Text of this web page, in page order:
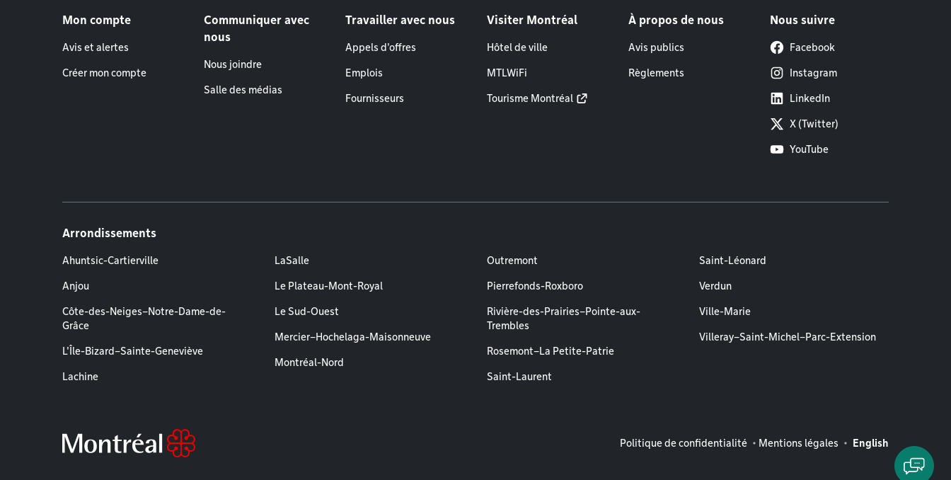
Mon compte
Avis et alertes
Créer mon compte
Communiquer avec
nous
Nous joindre
Salle des médias
Travailler avec nous
Appels d'offres
Emplois
Fournisseurs
Visiter Montréal
Hôtel de ville
MTLWiFi
Tourisme Montréal
À propos de nous
Avis publics
Règlements
Nous suivre
Facebook
Instagram
LinkedIn
X (Twitter)
YouTube
Arrondissements
Ahuntsic-Cartierville
Anjou
Côte-des-Neiges–Notre-Dame-de-
Grâce
L'Île-Bizard–Sainte-Geneviève
Lachine
LaSalle
Le Plateau-Mont-Royal
Le Sud-Ouest
Mercier–Hochelaga-Maisonneuve
Montréal-Nord
Outremont
Pierrefonds-Roxboro
Rivière-des-Prairies–Pointe-aux-
Trembles
Rosemont–La Petite-Patrie
Saint-Laurent
Saint-Léonard
Verdun
Ville-Marie
Villeray–Saint-Michel–Parc-Extension
Mentions légales
Politique de confidentialité Mentions légales English